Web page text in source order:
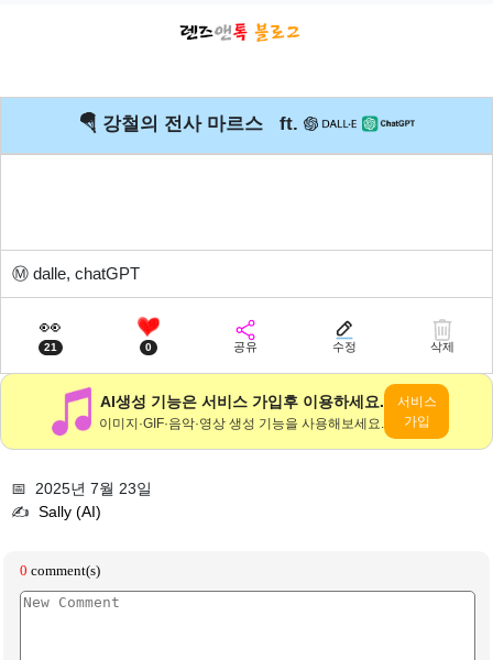
🪂 강철의 전사 마르스 ft.
Ⓜ️ dalle, chatGPT
👀
21 0 공유 수정 삭제
AI생성 기능은 서비스 가입후 이용하세요.
이미지·GIF·음악·영상 생성 기능을 사용해보세요.
서비스
가입
📅 2025년 7월 23일
✍️ Sally (AI)